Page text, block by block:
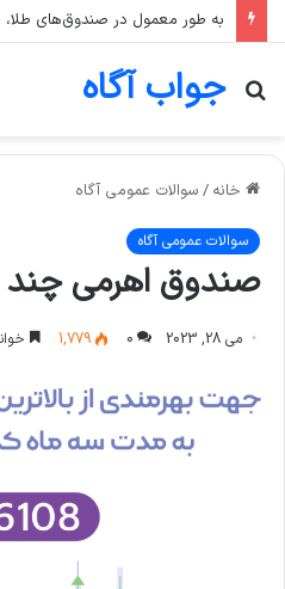
جواب آگاه
جستجو
خانه / سوالات عمومی آگاه
سوالات عمومی آگاه
صندوق اهرمی چند
می 28, 2023 0
1,779 خواندن